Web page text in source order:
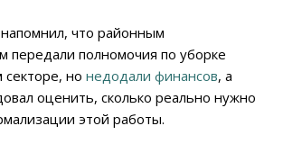
что районным
передали полномочия по уборке
секторе, но недодали финансов, а
оценить, сколько реально нужно
этой работы.